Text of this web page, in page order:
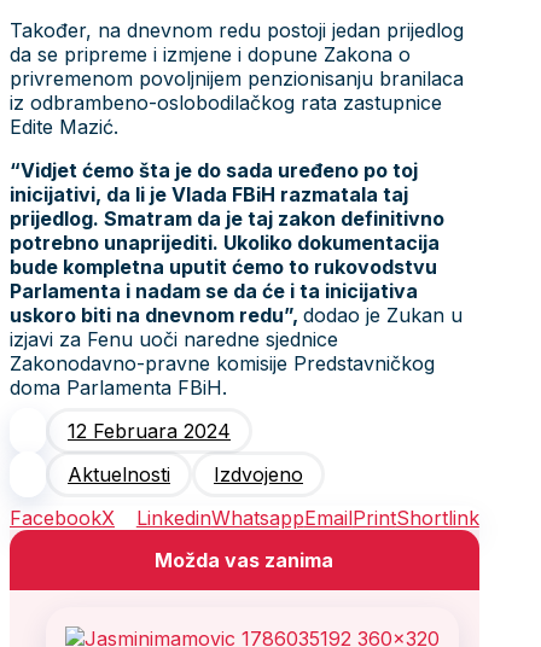
Također, na dnevnom redu postoji jedan prijedlog
da se pripreme i izmjene i dopune Zakona o
privremenom povoljnijem penzionisanju branilaca
iz odbrambeno-oslobodilačkog rata zastupnice
Edite Mazić.
“Vidjet ćemo šta je do sada uređeno po toj
inicijativi, da li je Vlada FBiH razmatala taj
prijedlog. Smatram da je taj zakon definitivno
potrebno unaprijediti. Ukoliko dokumentacija
bude kompletna uputit ćemo to rukovodstvu
Parlamenta i nadam se da će i ta inicijativa
uskoro biti na dnevnom redu”, dodao je Zukan u
izjavi za Fenu uoči naredne sjednice
Zakonodavno-pravne komisije Predstavničkog
doma Parlamenta FBiH.
12 Februara 2024
Aktuelnosti
Izdvojeno
FacebookX LinkedinWhatsappEmailPrintShortlink
Možda vas zanima